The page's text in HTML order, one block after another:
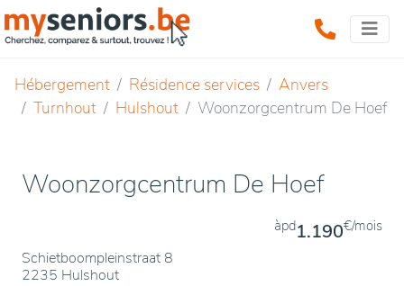
Hébergement Résidence services
Anvers
Turnhout
Hulshout Woonzorgcentrum De Hoef
Woonzorgcentrum De Hoef
Schietboompleinstraat 8
2235 Hulshout
àpd1.190€/mois